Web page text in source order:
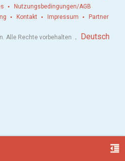
format_indent_decrease
Nutzungsbedingungen/AGB
Kontakt Impressum Partner
Alle Rechte vorbehalten . Deutsch